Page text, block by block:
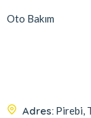
Oto Bakım
Adres: Pirebi,